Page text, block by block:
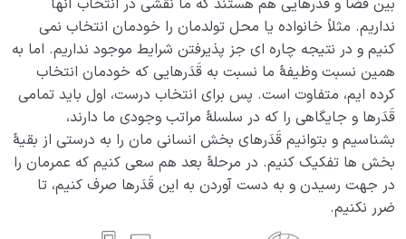
چگونه تحمل سختی‌ ها را آسان و لذت‌ بخش کنیم؟
احساس غم در اثر چه عواملی به‌ وجود می‌ آید و چگونه
درمان می‌ شود؟
مشکلات دنیا برای چیست و کدام بخش از وجود ما را درگیر
می کند؟
مرگ یا تولد؟ 0/13
دنیا؛ باشگاه انسان‌سازی
بین قضا و قَدَرهایی هم هستند که ما نقشی در انتخاب آنها
نداریم. مثلاً خانواده یا محل تولدمان را خودمان انتخاب نمی
کنیم و در نتیجه چاره ای جز پذیرفتن شرایط موجود نداریم. اما به
همین نسبت وظیفۀ ما نسبت به قَدَرهایی که خودمان انتخاب
کرده ایم، متفاوت است. پس برای انتخاب درست، اول باید تمامی
قَدَرها و جایگاهی را که در سلسلۀ مراتب وجودی ما دارند،
بشناسیم و بتوانیم قَدَرهای بخش انسانی مان را به درستی از بقیۀ
بخش ها تفکیک کنیم. در مرحلۀ بعد هم سعی کنیم که عمرمان را
در جهت رسیدن و به دست آوردن به این قَدَرها صرف کنیم، تا
ضرر نکنیم.